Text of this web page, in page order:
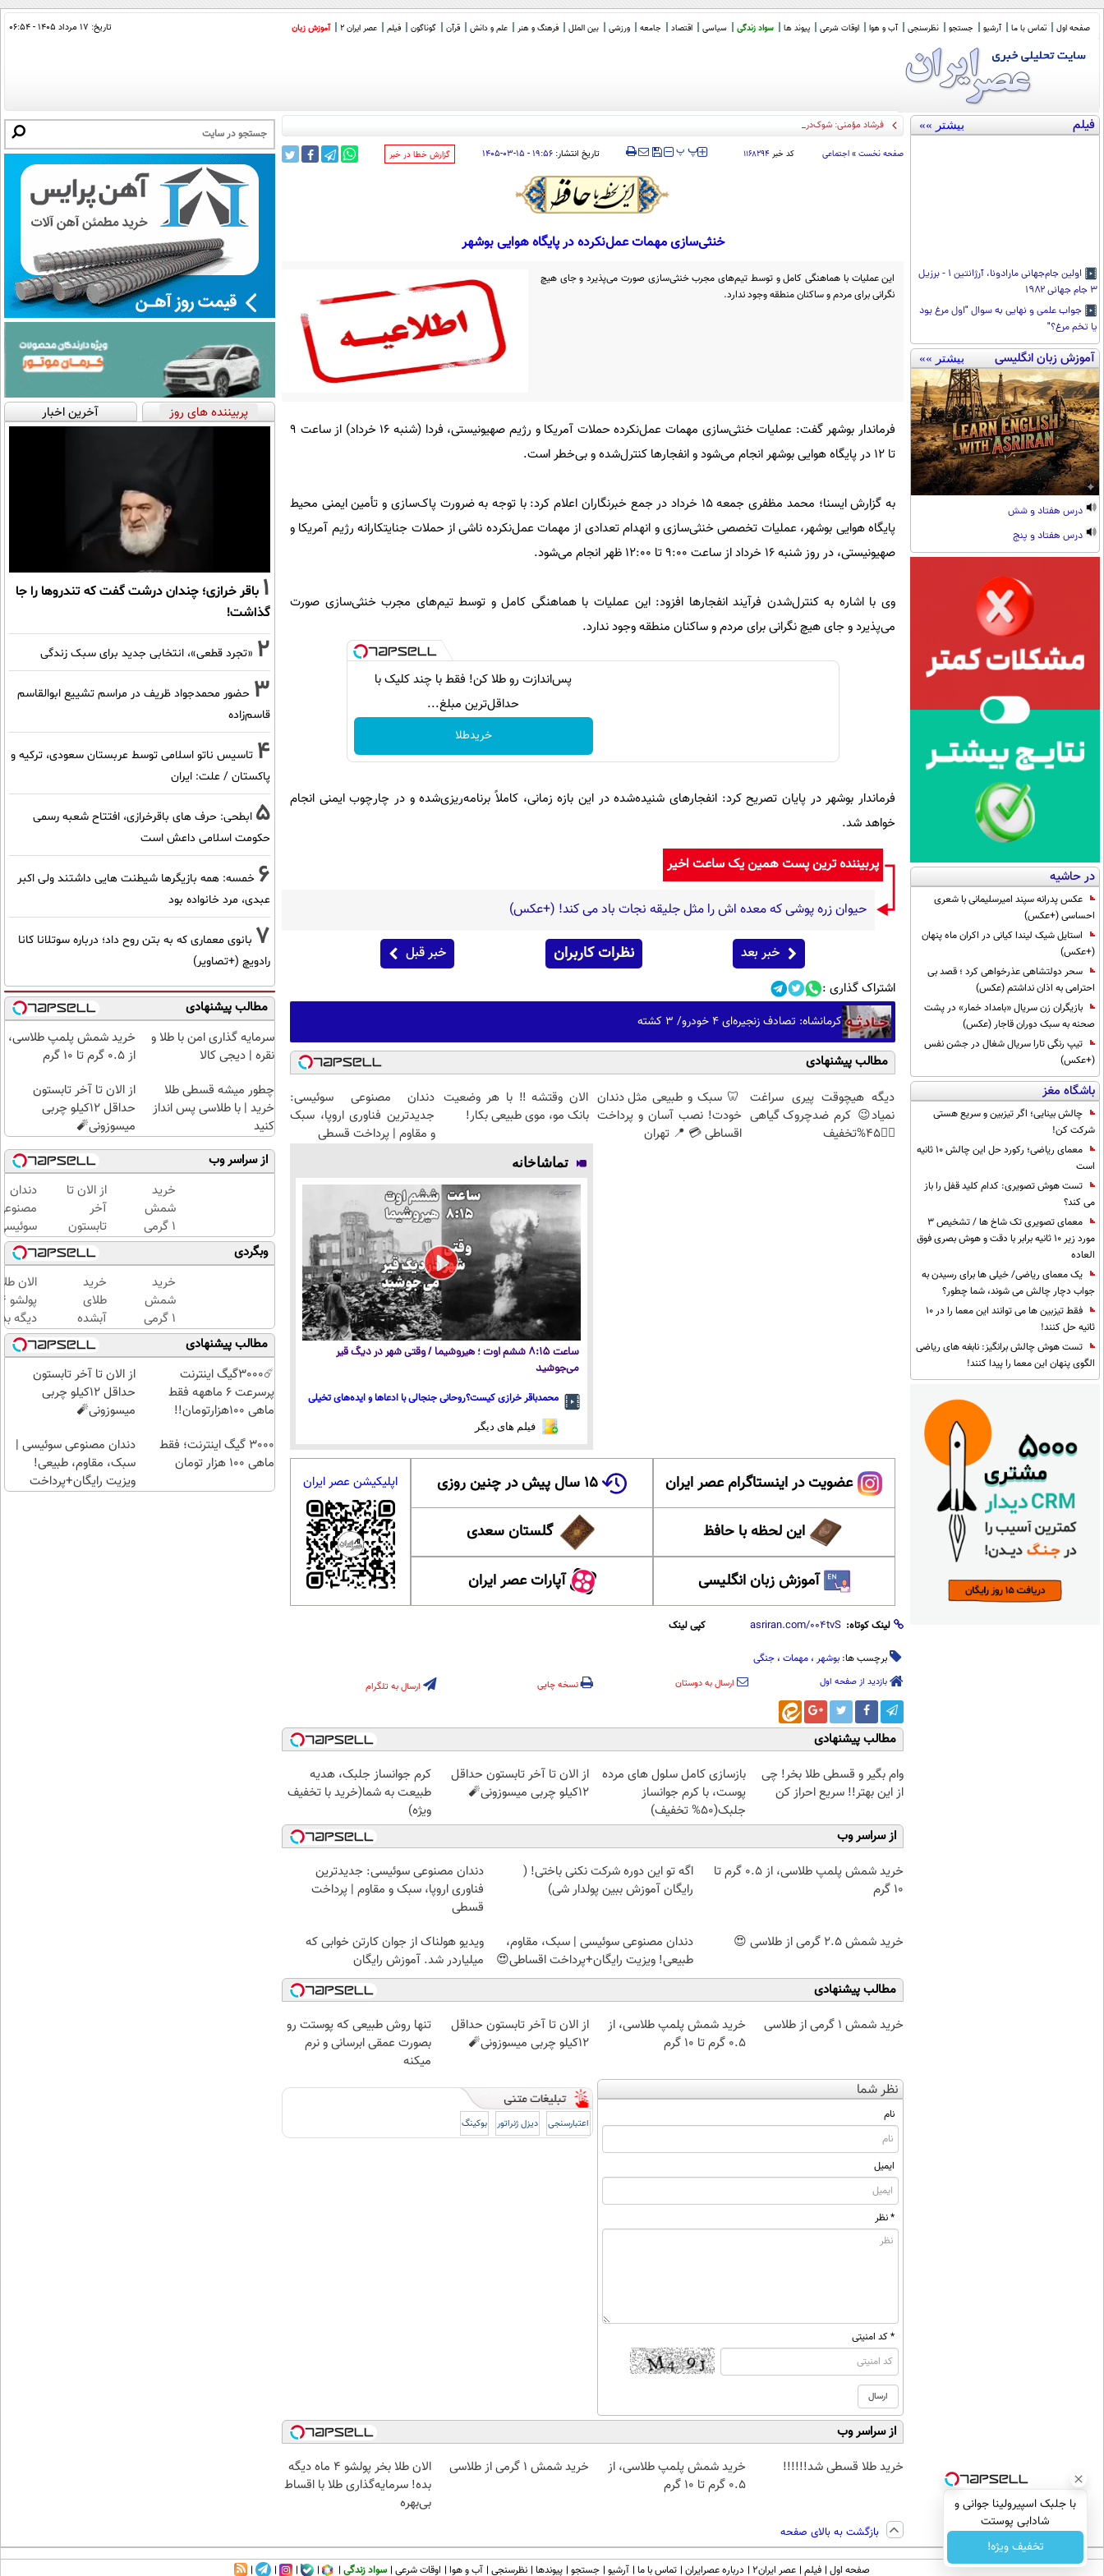
صفحه اول تماس با ما آرشیو جستجو نظرسنجی آب و هوا اوقات شرعی پیوند ها سواد زندگی سیاسی اقتصاد جامعه ورزشی بین الملل فرهنگ و هنر علم و دانش قرآن گوناگون فیلم عصر ایران 2 آموزش زبان تاریخ: ۱۷ مرداد ۱۴۰۵ - ۰۶:۵۴
فیلم بیشتر »»
اولین جام‌جهانی مارادونا، آرژانتین ۱ - برزیل
۳ جام جهانی ۱۹۸۲
جواب علمی و نهایی به سوال "اول مرغ بود
یا تخم مرغ؟"
آموزش زبان انگلیسی بیشتر »»
درس هفتاد و شش
درس هفتاد و پنج
در حاشیه
عکس پدرانه سپند امیرسلیمانی با شعری
احساسی (+عکس)
استایل شیک لیندا کیانی در اکران ماه پنهان
(+عکس)
سحر دولتشاهی عذرخواهی کرد ؛ قصد بی
احترامی به اذان نداشتم (عکس)
بازیگران زن سریال «بامداد خمار» در پشت
صحنه به سبک دوران قاجار (عکس)
تیپ رنگی تارا سریال شغال در جشن نفس
(+عکس)
باشگاه مغز
چالش بینایی؛ اگر تیزبین و سریع هستی
شرکت کن!
معمای ریاضی؛ رکورد حل این چالش 10 ثانیه
است
تست هوش تصویری: کدام کلید قفل را باز
می کند؟
معمای تصویری تک شاخ ها / تشخیص 3
مورد زیر 10 ثانیه برابر با دقت و هوش بصری فوق
العاده
یک معمای ریاضی/ خیلی ها برای رسیدن به
جواب دچار چالش می شوند، شما چطور؟
فقط تیزبین ها می توانند این معما را در 10
ثانیه حل کنند!
تست هوش چالش برانگیز: نابغه های ریاضی
الگوی پنهان این معما را پیدا کنند!
فرشاد مؤمنی: شوک‌درمانی، اقتصاد ای
صفحه نخست » اجتماعی کد خبر ۱۱۶۸۲۹۴ ‍‍‍ پ پ تاریخ انتشار:۱۹:۵۶ - ۱۵-۰۳-۱۴۰۵ ‌گزارش خطا در خبر
خنثی‌سازی مهمات عمل‌نکرده در پایگاه هوایی بوشهر
این عملیات با هماهنگی کامل و توسط تیم‌های مجرب خنثی‌سازی صورت می‌پذیرد و جای هیچ
نگرانی برای مردم و ساکنان منطقه وجود ندارد.
فرماندار بوشهر گفت: عملیات خنثی‌سازی مهمات عمل‌نکرده حملات آمریکا و رژیم صهیونیستی، فردا (شنبه ۱۶ خرداد) از ساعت ۹
تا ۱۲ در پایگاه هوایی بوشهر انجام می‌شود و انفجارها کنترل‌شده و بی‌خطر است.
به گزارش ایسنا؛ محمد مظفری جمعه ۱۵ خرداد در جمع خبرنگاران اعلام کرد: با توجه به ضرورت پاک‌سازی و تأمین ایمنی محیط
پایگاه هوایی بوشهر، عملیات تخصصی خنثی‌سازی و انهدام تعدادی از مهمات عمل‌نکرده ناشی از حملات جنایتکارانه رژیم آمریکا و
صهیونیستی، در روز شنبه ۱۶ خرداد از ساعت ۹:۰۰ تا ۱۲:۰۰ ظهر انجام می‌شود.
وی با اشاره به کنترل‌شدن فرآیند انفجارها افزود: این عملیات با هماهنگی کامل و توسط تیم‌های مجرب خنثی‌سازی صورت
می‌پذیرد و جای هیچ نگرانی برای مردم و ساکنان منطقه وجود ندارد.
پس‌اندازت رو طلا کن! فقط با چند کلیک با
حداقل‌ترین مبلغ...
خریدطلا
فرماندار بوشهر در پایان تصریح کرد: انفجارهای شنیده‌شده در این بازه زمانی، کاملاً برنامه‌ریزی‌شده و در چارچوب ایمنی انجام
خواهد شد.
پربیننده ترین پست همین یک ساعت اخیر
حیوان زره پوشی که معده اش را مثل جلیقه نجات باد می کند! (+عکس)
خبر بعد نظرات کاربران خبر قبل
اشتراک گذاری :
کرمانشاه: تصادف زنجیره‌ای ۴ خودرو/ ۳ کشته
مطالب پیشنهادی
دیگه هیچوقت پیری سراغت
نمیاد😉 کرم ضدچروک گیاهی
👈🏻45%تخفیف
🦷 سبک و طبیعی مثل دندان
خودت! نصب آسان و پرداخت
اقساطی 💳 📍 تهران
الان وقتشه‼️ با هر وضعیت
بانک مو، موی طبیعی بکار!
دندان مصنوعی سوئیسی:
جدیدترین فناوری اروپا، سبک
و مقاوم | پرداخت قسطی
تماشاخانه
ساعت ۸:۱۵ ششم اوت ؛ هیروشیما / وقتی شهر در دیگ قیر
می‌جوشید
محمدباقر خرازی کیست؟روحانی جنجالی با ادعاها و ایده‌های تخیلی
فیلم های دیگر
عضویت در اینستاگرام عصر ایران ۱۵ سال پیش در چنین روزی
این لحظه با حافظ گلستان سعدی
آموزش زبان انگلیسی آپارات عصر ایران
اپلیکیشن عصر ایران
لینک کوتاه: کپی لینک
برچسب ها: بوشهر ، مهمات ، جنگی
بازدید از صفحه اول ارسال به دوستان نسخه چاپی ارسال به تلگرام
مطالب پیشنهادی
وام بگیر و قسطی طلا بخر! چی
از این بهتر!! سریع احراز کن
بازسازی کامل سلول های مرده
پوست، با کرم جوانساز
جلبک(50% تخفیف)
از الان تا آخر تابستون حداقل
12کیلو چربی میسوزونی🧨
کرم جوانساز جلبک، هدیه
طبیعت به شما(خرید با تخفیف
ویژه)
از سراسر وب
خرید شمش پلمپ طلاسی، از ۰.۵ گرم تا
۱۰ گرم
اگه تو این دوره شرکت نکنی باختی! (
رایگان آموزش ببین پولدار شی)
دندان مصنوعی سوئیسی: جدیدترین
فناوری اروپا، سبک و مقاوم | پرداخت
قسطی
خرید شمش 2.5 گرمی از طلاسی 😍
دندان مصنوعی سوئیسی | سبک، مقاوم،
طبیعی! ویزیت رایگان+پرداخت اقساطی😍
ویدیو هولناک از جوان کارتن خوابی که
میلیاردر شد. آموزش رایگان
مطالب پیشنهادی
خرید شمش 1 گرمی از طلاسی
خرید شمش پلمپ طلاسی، از
۰.۵ گرم تا ۱۰ گرم
از الان تا آخر تابستون حداقل
12کیلو چربی میسوزونی🧨
تنها روش طبیعی که پوستت رو
بصورت عمقی ابرسانی و نرم
میکنه
نظر شما
نام
ایمیل
* نظر
* کد امنیتی
اعتبارسنجی دیزل ژنراتور بوکینگ
از سراسر وب
خرید طلا قسطی شد!!!!!!
خرید شمش پلمپ طلاسی، از
۰.۵ گرم تا ۱۰ گرم
خرید شمش 1 گرمی از طلاسی
الان طلا بخر پولشو 4 ماه دیگه
بده! سرمایه‌گذاری طلا با اقساط
بی‌بهره
بازگشت به بالای صفحه
پربیننده های روز آخرین اخبار
1 باقر خرازی؛ چندان درشت گفت که تندروها را جا
گذاشت!
2 «تجرد قطعی»، انتخابی جدید برای سبک زندگی
3 حضور محمدجواد ظریف در مراسم تشییع ابوالقاسم
قاسم‌زاده
4 تاسیس ناتو اسلامی توسط عربستان سعودی، ترکیه و
پاکستان / علت: ایران
5 ابطحی: حرف های باقرخرازی، افتتاح شعبه رسمی
حکومت اسلامی داعش است
6 خمسه: همه بازیگرها شیطنت هایی داشتند ولی اکبر
عبدی، مرد خانواده بود
7 بانوی معماری که به بتن روح داد؛ درباره سوتلانا کانا
رادویچ (+تصاویر)
مطالب پیشنهادی
سرمایه گذاری امن با طلا و
نقره | دیجی کالا
خرید شمش پلمپ طلاسی،
از ۰.۵ گرم تا ۱۰ گرم
چطور میشه قسطی طلا
خرید | با طلاسی پس انداز
کنید
از الان تا آخر تابستون
حداقل 12کیلو چربی
میسوزونی🧨
از سراسر وب
خرید
شمش
1 گرمی
از
طلاسی
از الان تا
آخر
تابستون
حداقل
12کیلو
چربی
میسوزونی
🧨
دندان
فناوری
اروپا،
سبک و
مقاوم |
پرداخت
قسطی
وبگردی
خرید
شمش
1 گرمی
از
طلاسی
خرید
طلای
آبشده
حتی با
۱۰۰هزارتومان
الان
دیگه
طلا با
بی‌بهره
مطالب پیشنهادی
☄️3000گیگ اینترنت
پرسرعت 6 ماههه فقط
ماهی 100هزارتومان!!
از الان تا آخر تابستون
حداقل 12کیلو چربی
میسوزونی🧨
3000 گیگ اینترنت؛ فقط
ماهی 100 هزار تومان
دندان مصنوعی سوئیسی |
سبک، مقاوم، طبیعی!
ویزیت رایگان+پرداخت
با جلبک اسپیرولینا جوانی و
شادابی پوستت
تضمینه50%تخفیف
تخفیف ویژه!
صفحه اول فیلم عصر ایران۲ درباره عصرایران تماس با ما آرشیو جستجو پیوندها نظرسنجی آب و هوا اوقات شرعی سواد زندگی